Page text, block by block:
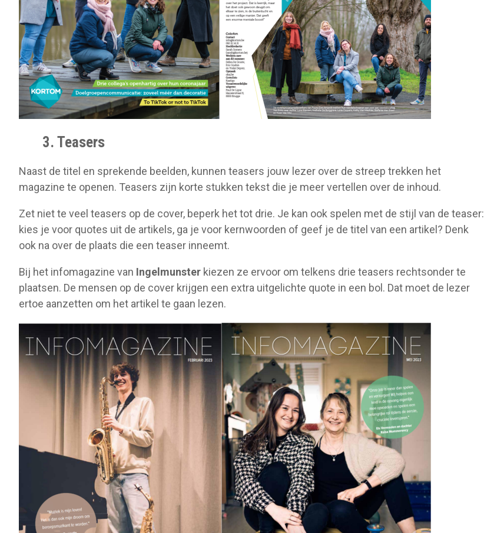
3. Teasers
Naast de titel en sprekende beelden, kunnen teasers jouw lezer over de streep trekken het
magazine te openen. Teasers zijn korte stukken tekst die je meer vertellen over de inhoud.
Zet niet te veel teasers op de cover, beperk het tot drie. Je kan ook spelen met de stijl van de teaser:
kies je voor quotes uit de artikels, ga je voor kernwoorden of geef je de titel van een artikel? Denk
ook na over de plaats die een teaser inneemt.
Bij het infomagazine van Ingelmunster kiezen ze ervoor om telkens drie teasers rechtsonder te
plaatsen. De mensen op de cover krijgen een extra uitgelichte quote in een bol. Dat moet de lezer
ertoe aanzetten om het artikel te gaan lezen.